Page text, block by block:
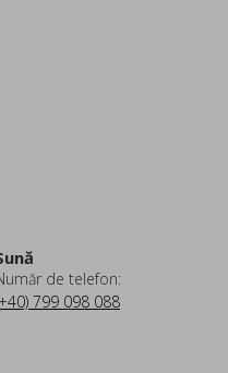
de telefon:
799 098 088